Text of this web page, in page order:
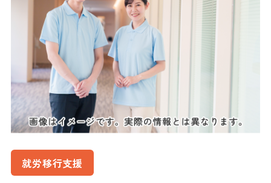
就労移行支援